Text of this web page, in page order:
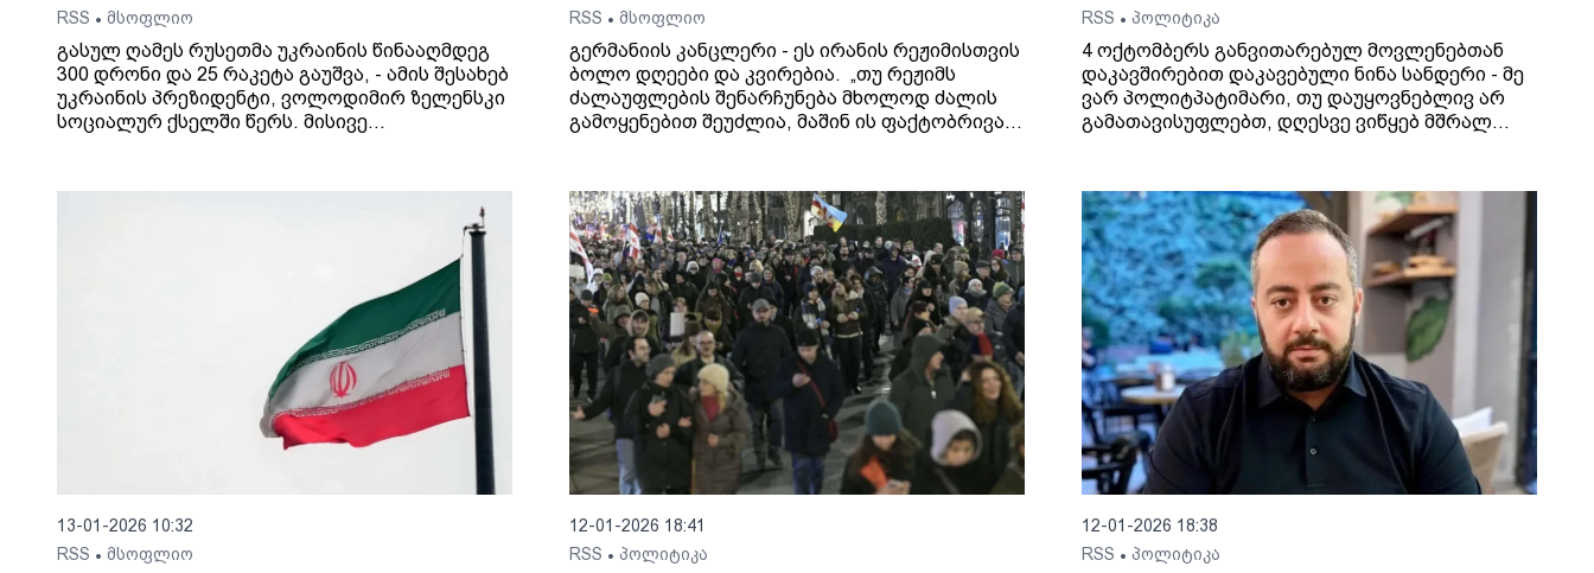
RSS • მსოფლიო
გასულ ღამეს რუსეთმა უკრაინის წინააღმდეგ
300 დრონი და 25 რაკეტა გაუშვა, - ამის შესახებ
უკრაინის პრეზიდენტი, ვოლოდიმირ ზელენსკი
სოციალურ ქსელში წერს. მისივე
თქმით, უკრაინისთვის სამხედრო დახმარება
სისტემებისთვის რაკეტები ყოველდღიურად
RSS • მსოფლიო
გერმანიის კანცლერი - ეს ირანის რეჟიმისთვის
ბოლო დღეები და კვირებია. „თუ რეჟიმს
ძალაუფლების შენარჩუნება მხოლოდ ძალის
გამოყენებით შეუძლია, მაშინ ის ფაქტობრივად
განაცხადა მერცმა.
RSS • პოლიტიკა
4 ოქტომბერს განვითარებულ მოვლენებთან
დაკავშირებით დაკავებული ნინა სანდერი - მე
ვარ პოლიტპატიმარი, თუ დაუყოვნებლივ არ
გამათავისუფლებთ, დღესვე ვიწყებ მშრალ
13-01-2026 10:32
RSS • მსოფლიო
12-01-2026 18:41
RSS • პოლიტიკა
12-01-2026 18:38
RSS • პოლიტიკა